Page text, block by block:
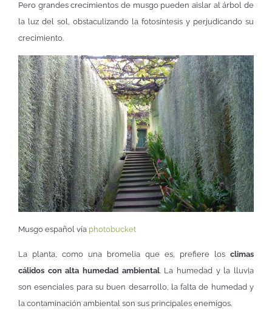
Pero grandes crecimientos de musgo pueden aislar al árbol de
la luz del sol, obstaculizando la fotosíntesis y perjudicando su
crecimiento.
Musgo español vía photobucket
La planta, como una bromelia que es, prefiere los climas
cálidos con alta humedad ambiental. La humedad y la lluvia
son esenciales para su buen desarrollo, la falta de humedad y
la contaminación ambiental son sus principales enemigos.